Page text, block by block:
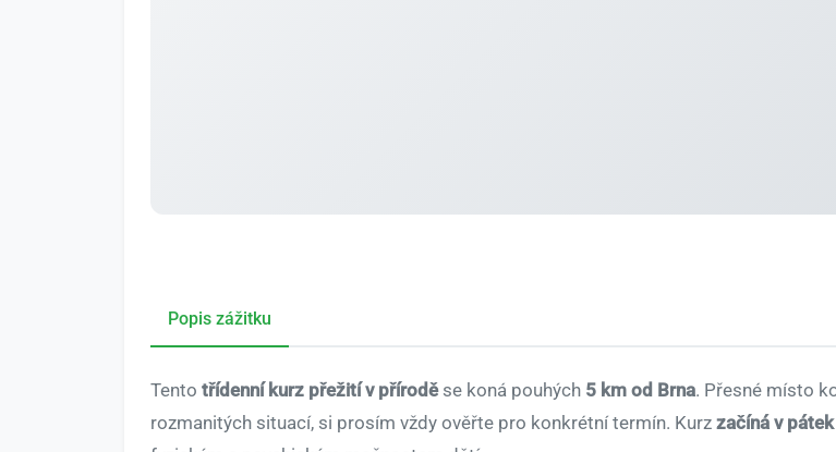
Popis zážitku
Tento třídenní kurz přežití v příroděse koná pouhých 5 km od Brna. Přesné místo
rozmanitých situací, si prosím vždy ověřte pro konkrétní termín. Kurz začíná v